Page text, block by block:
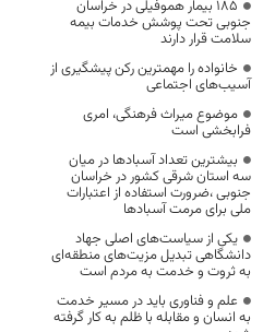
۱۸۵ بیمار هموفیلی در خراسان
جنوبی تحت پوشش خدمات بیمه
سلامت قرار دارند
خانواده را مهمترین رکن پیشگیری از
آسیب‌های اجتماعی
موضوع میراث فرهنگی، امری
فرابخشی است
بیشترین تعداد آسبادها در میان
سه استان شرقی کشور در خراسان
جنوبی ،ضرورت استفاده از اعتبارات
ملی برای مرمت آسبادها
یکی از سیاست‌های اصلی جهاد
دانشگاهی تبدیل مزیت‌های منطقه‌ای
به ثروت و خدمت به مردم است
علم و فناوری باید در مسیر خدمت
به انسان و مقابله با ظلم به کار گرفته